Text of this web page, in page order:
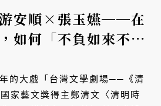
游安順×張玉嬿──在
如何「不負如來不負
的大戲「台灣文學劇場──《清
家藝文獎得主鄭清文〈清明時